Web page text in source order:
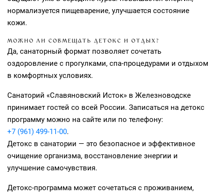
нормализуется пищеварение, улучшается состояние
кожи.
МОЖНО ЛИ СОВМЕЩАТЬ ДЕТОКС И ОТДЫХ?
Да, санаторный формат позволяет сочетать
оздоровление с прогулками, спа‑процедурами и отдыхом
в комфортных условиях.
Санаторий «Славяновский Исток» в Железноводске
принимает гостей со всей России. Записаться на детокс
программу можно на сайте или по телефону:
+7 (961) 499-11-00.
Детокс в санатории — это безопасное и эффективное
очищение организма, восстановление энергии и
улучшение самочувствия.
Детокс-программа может сочетаться с проживанием,